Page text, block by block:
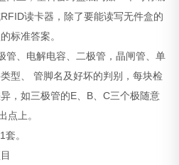
读卡器，除了要能读写无件盒的
标准答案。
管、电解电容、二极管，晶闸管、单
型、 管脚名及好坏的判别，每块检
，如三极管的E、B、C三个极随意
点上。
。